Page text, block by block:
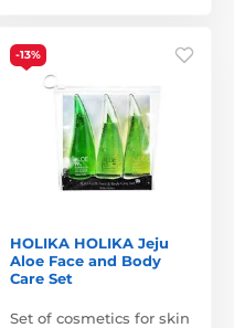
-13%
HOLIKA HOLIKA Jeju
Aloe Face and Body
Care Set
Set of cosmetics for skin